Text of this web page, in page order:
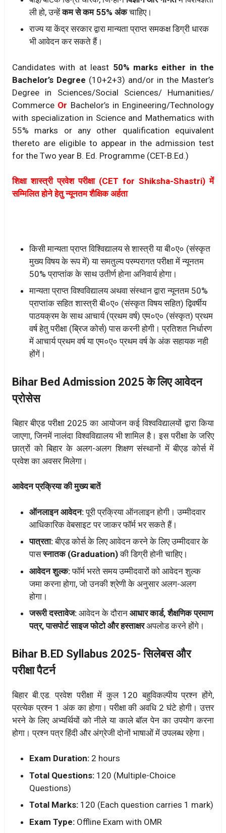
ली हो, उन्हेंकम से कम 55% अंकचाहिए।
राज्य या केंद्र सरकार द्वारा मान्यता प्राप्त समकक्ष डिग्री धारक
भी आवेदन कर सकते हैं।
Candidates with at least 50% marks either in the
Bachelor’s Degree (10+2+3) and/or in the Master’s
Degree in Sciences/Social Sciences/ Humanities/
Commerce Or Bachelor’s in Engineering/Technology
with specialization in Science and Mathematics with
55% marks or any other qualification equivalent
thereto are eligible to appear in the admission test
for the Two year B. Ed. Programme (CET-B.Ed.)
शिक्षा शास्त्री प्रवेश परीक्षा (CET for Shiksha-Shastri) में
सम्मिलित होने हेतु न्यूनतम शैक्षिक अर्हता
किसी मान्यता प्राप्त विश्विद्यालय से शास्त्री या बी०ए० (संस्कृत
मुख्य विषय के रूप में) या समतुल्य परम्परागत परीक्षा में न्यूनतम
50% प्राप्तांक के साथ उतीर्ण होना अनिवार्य होगा।
मान्यता प्राप्त विश्वविद्यालय अथवा संस्थान द्वारा न्यूनतम 50%
प्राप्तांक सहित शास्त्री बी०ए० (संस्कृत विषय सहित) द्विवर्षीय
पाठयक्रम के साथ आचार्य (प्रथम वर्ष) एम०ए० (संस्कृत) प्रथम
वर्ष हेतु परीक्षा (ब्रिज कोर्स) पास करनी होगी। प्रतिशत निर्धारण
में आचार्य प्रथम वर्ष या एम०ए० प्रथम वर्ष के अंक सहायक नही
होंगें।
Bihar Bed Admission 2025 के लिए आवेदन
प्रोसेस
बिहार बीएड परीक्षा 2025 का आयोजन कई विश्वविद्यालयों द्वारा किया
जाएगा, जिनमें नालंदा विश्वविद्यालय भी शामिल है। इस परीक्षा के जरिए
छात्रों को बिहार के अलग-अलग शिक्षण संस्थानों में बीएड कोर्स में
प्रवेश का अवसर मिलेगा।
आवेदन प्रक्रिया की मुख्य बातें
ऑनलाइन आवेदन:पूरी प्रक्रिया ऑनलाइन होगी। उम्मीदवार
आधिकारिक वेबसाइट पर जाकर फॉर्म भर सकते हैं।
पात्रता:बीएड कोर्स के लिए आवेदन करने के लिए उम्मीदवार के
पासस्नातक (Graduation)की डिग्री होनी चाहिए।
आवेदन शुल्क:फॉर्म भरते समय उम्मीदवारों को आवेदन शुल्क
जमा करना होगा, जो उनकी श्रेणी के अनुसार अलग-अलग
होगा।
जरूरी दस्तावेज: आवेदन के दौरान आधार कार्ड, शैक्षणिक प्रमाण
पत्र, पासपोर्ट साइज फोटो और हस्ताक्षरअपलोड करने होंगे।
Bihar B.ED Syllabus 2025- सिलेबस और
परीक्षा पैटर्न
बिहार बी.एड. प्रवेश परीक्षा में कुल 120 बहुविकल्पीय प्रश्न होंगे,
प्रत्येक प्रश्न 1 अंक का होगा। परीक्षा की अवधि 2 घंटे होगी। उत्तर
भरने के लिए अभ्यर्थियों को नीले या काले बॉल पेन का उपयोग करना
होगा। प्रश्न पत्र हिंदी और अंग्रेजी दोनों भाषाओं में उपलब्ध रहेगा।
Exam Duration: 2 hours
Total Questions: 120 (Multiple-Choice
Questions)
Total Marks: 120 (Each question carries 1 mark)
Exam Type: Offline Exam with OMR